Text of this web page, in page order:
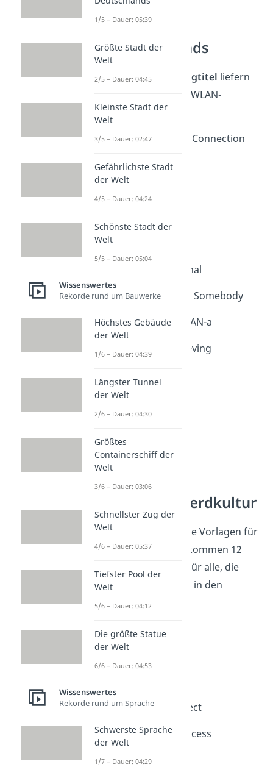
Musik und Bands
Musik, Bandsund Songtitel liefern
perfekte Vorlagen für WLAN-
Wortspiele:
1. AC/DC – Alternating Connection
2. The Rolling Routers
5. Router in the Wind
6. Smells Like Free Signal
8. WLANna Dance with Somebody
9. Sweet Home Ala-WLAN-a
10. Don’t Stop Be-LAN-ving
Gaming und Nerdkultur
Gaming
liefert perfekte Vorlagen für
WLAN-Namen — hier kommen 12
lustige WLAN-Namen für alle, die
beim Verbinden direkt in den
Spielmodus wechseln:
1. It’s-a Me, Router!
4. Press Start to Connect
8. GTA: Grand Theft Access
9. The Last of LAN
1/5 – Dauer: 05:39
Größte Stadt der
Welt
2/5 – Dauer: 04:45
Kleinste Stadt der
Welt
3/5 – Dauer: 02:47
Gefährlichste Stadt
der Welt
4/5 – Dauer: 04:24
Schönste Stadt der
Welt
5/5 – Dauer: 05:04
Wissenswertes
Rekorde rund um Bauwerke
Höchstes Gebäude
der Welt
1/6 – Dauer: 04:39
Längster Tunnel
der Welt
2/6 – Dauer: 04:30
Größtes
Containerschiff der
Welt
3/6 – Dauer: 03:06
Schnellster Zug der
Welt
4/6 – Dauer: 05:37
Tiefster Pool der
Welt
5/6 – Dauer: 04:12
Die größte Statue
der Welt
6/6 – Dauer: 04:53
Wissenswertes
Rekorde rund um Sprache
Schwerste Sprache
der Welt
1/7 – Dauer: 04:29